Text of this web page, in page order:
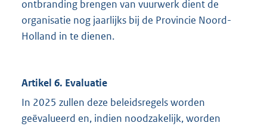
ontbranding brengen van vuurwerk dient de
organisatie nog jaarlijks bij de Provincie Noord-
Holland in te dienen.
Artikel 6. Evaluatie
In 2025 zullen deze beleidsregels worden
geëvalueerd en, indien noodzakelijk, worden